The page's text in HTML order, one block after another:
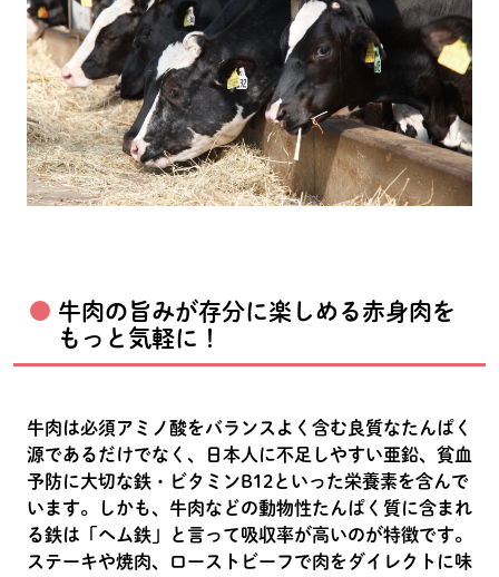
牛肉の旨みが存分に楽しめる赤身肉を
もっと気軽に！
牛肉は必須アミノ酸をバランスよく含む良質なたんぱく
源であるだけでなく、日本人に不足しやすい亜鉛、貧血
予防に大切な鉄・ビタミンB12といった栄養素を含んで
います。しかも、牛肉などの動物性たんぱく質に含まれ
る鉄は「ヘム鉄」と言って吸収率が高いのが特徴です。
ステーキや焼肉、ローストビーフで肉をダイレクトに味